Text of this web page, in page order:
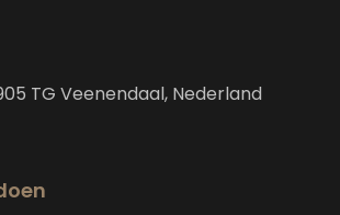
TG Veenendaal, Nederland